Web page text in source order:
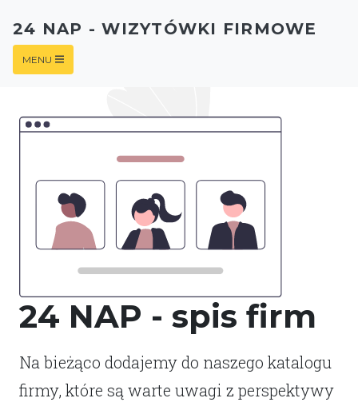
24 NAP - spis firm
Na bieżąco dodajemy do naszego katalogu
firmy, które są warte uwagi z perspektywy
24 NAP - WIZYTÓWKI FIRMOWE
MENU